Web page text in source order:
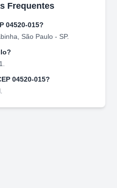
Frequentes
04520-015?
São Paulo - SP.
?
04520-015?